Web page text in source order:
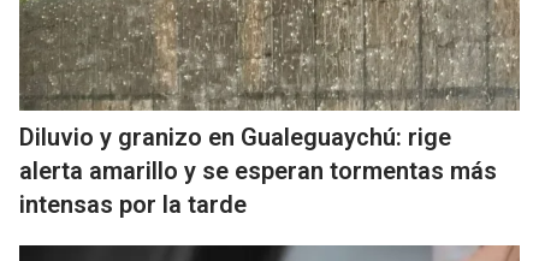
Diluvio y granizo en Gualeguaychú: rige
alerta amarillo y se esperan tormentas más
intensas por la tarde